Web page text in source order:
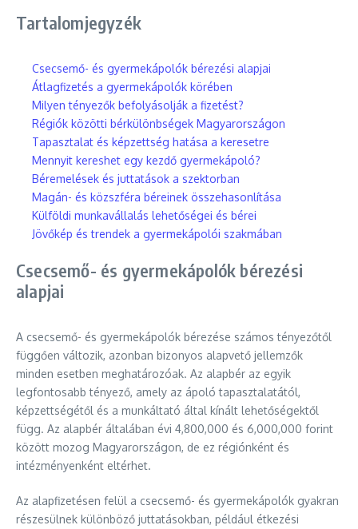
Tartalomjegyzék
Csecsemő- és gyermekápolók bérezési alapjai
Átlagfizetés a gyermekápolók körében
Milyen tényezők befolyásolják a fizetést?
Régiók közötti bérkülönbségek Magyarországon
Tapasztalat és képzettség hatása a keresetre
Mennyit kereshet egy kezdő gyermekápoló?
Béremelések és juttatások a szektorban
Magán- és közszféra béreinek összehasonlítása
Külföldi munkavállalás lehetőségei és bérei
Jövőkép és trendek a gyermekápolói szakmában
Csecsemő- és gyermekápolók bérezési
alapjai
A csecsemő- és gyermekápolók bérezése számos tényezőtől
függően változik, azonban bizonyos alapvető jellemzők
minden esetben meghatározóak. Az alapbér az egyik
legfontosabb tényező, amely az ápoló tapasztalatától,
képzettségétől és a munkáltató által kínált lehetőségektől
függ. Az alapbér általában évi 4,800,000 és 6,000,000 forint
között mozog Magyarországon, de ez régiónként és
intézményenként eltérhet.
Az alapfizetésen felül a csecsemő- és gyermekápolók gyakran
részesülnek különböző juttatásokban, például étkezési